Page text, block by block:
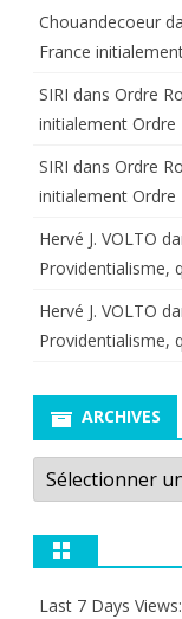
Chouandecoeur
France
SIRI dans Ordre
initialement Ordre
SIRI dans Ordre
initialement Ordre
Hervé J. VOLTO
Providentialisme,
Hervé J. VOLTO
Providentialisme,
ARCHIVES
Archives
Last 7 Days Views: